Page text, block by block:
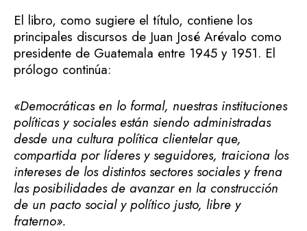
El libro, como sugiere el título, contiene los
principales discursos de Juan José Arévalo como
presidente de Guatemala entre 1945 y 1951. El
prólogo continúa:
«Democráticas en lo formal, nuestras instituciones
políticas y sociales están siendo administradas
desde una cultura política clientelar que,
compartida por líderes y seguidores, traiciona los
intereses de los distintos sectores sociales y frena
las posibilidades de avanzar en la construcción
de un pacto social y político justo, libre y
fraterno».